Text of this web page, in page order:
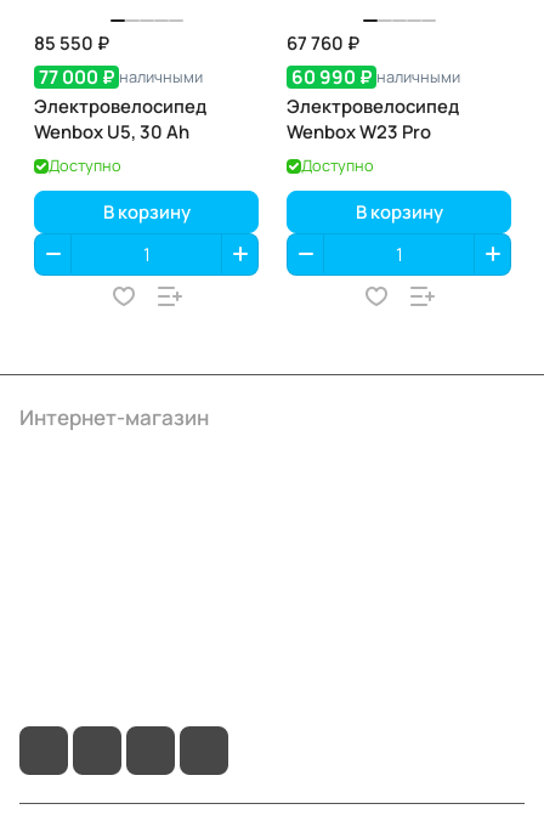
85 550 ₽
77 000 ₽ наличными
Электровелосипед
Wenbox U5, 30 Ah
Доступно
В корзину
67 760 ₽
60 990 ₽ наличными
Электровелосипед
Wenbox W23 Pro
Доступно
В корзину
Интернет-магазин